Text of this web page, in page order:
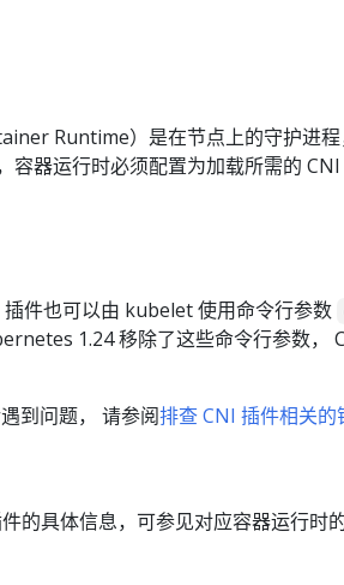
Runtime）是在节点上的守护进
容器运行时必须配置为加载所需的
件也可以由 kubelet 使用命令行参数
1.24 移除了这些命令行参数，
到问题， 请参阅排查 CNI 插件相关的
的具体信息，可参见对应容器运行时的